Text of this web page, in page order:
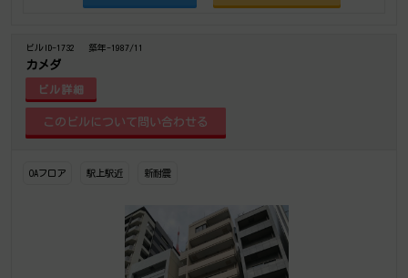
ビルID-1732 築年-1987/11
カメダ
ビル詳細
OAフロア 駅上駅近 新耐震